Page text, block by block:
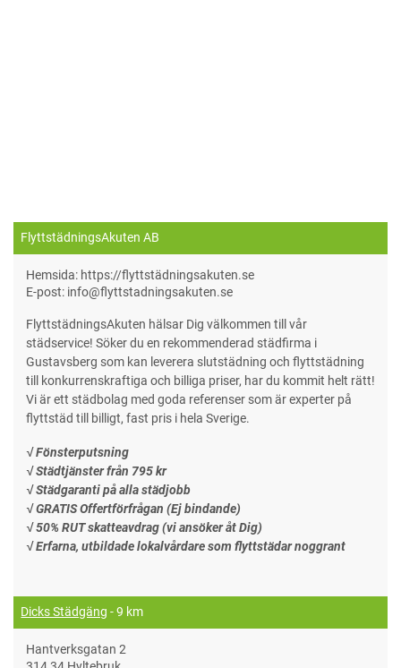
FlyttstädningsAkuten AB
Hemsida: https://flyttstädningsakuten.se
E-post: info@flyttstadningsakuten.se
FlyttstädningsAkuten hälsar Dig välkommen till vår
städservice! Söker du en rekommenderad städfirma i
Gustavsberg som kan leverera slutstädning och flyttstädning
till konkurrenskraftiga och billiga priser, har du kommit helt rätt!
Vi är ett städbolag med goda referenser som är experter på
flyttstäd till billigt, fast pris i hela Sverige.
√ Fönsterputsning
√ Städtjänster från 795 kr
√ Städgaranti på alla städjobb
√ GRATIS Offertförfrågan (Ej bindande)
√ 50% RUT skatteavdrag (vi ansöker åt Dig)
√ Erfarna, utbildade lokalvårdare som flyttstädar noggrant
Dicks Städgäng - 9 km
Hantverksgatan 2